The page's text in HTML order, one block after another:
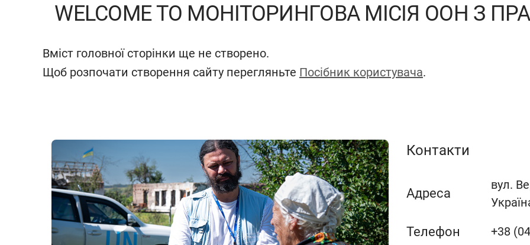
WELCOME TO МОНІТОРИНГОВА МІСІЯ ООН З
Вміст головної сторінки ще не створено.
Щоб розпочати створення сайту перегляньте Посібник користувача.
Контакти
Адреса
вул.
Телефон +38